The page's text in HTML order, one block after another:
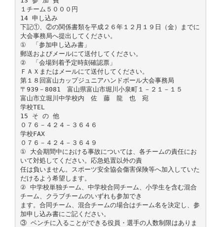
１チーム５０００円
14 申し込み
下記①、②の関係書類を平成２６年１２月１９日（金）までに
大会事務局へ提出してください。
① 「参加申し込み書」
郵送およびメールにて送付してください。
② 「会場到着予定時刻確認票」
ＦＡＸまたはメールにて送付してください。
第１８回富山カップジュニアハンドボール大会事務局
〒939－8081 富山県富山市堀川小泉町１－２１－１５
富山市立堀川中学校内 佐 藤 龍 也 宛
学校TEL
15 そ の 他
０７６－４２４－３６４６
学校FAX
０７６－４２４－３６４９
① 大会期間中における事故については、各チームの責任にお
いて対処してください。応急処置以外の責
任は負いません。スポーツ安全協会傷害保険等へ加入していた
だけるよう希望します。
② 中学校単独チーム、中学校合同チーム、小学生を含む混合
チーム、クラブチームのいずれも参加でき
ます。合同チーム、混合チームの場合はチーム名を決定し、参
加申し込み書にご記ください。
③ ベンチに入ることができる役員・選手の人数制限はありま